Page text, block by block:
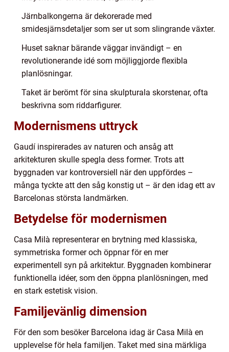
Järnbalkongerna är dekorerade med
smidesjärnsdetaljer som ser ut som slingrande växter.
Huset saknar bärande väggar invändigt – en
revolutionerande idé som möjliggjorde flexibla
planlösningar.
Taket är berömt för sina skulpturala skorstenar, ofta
beskrivna som riddarfigurer.
Modernismens uttryck
Gaudí inspirerades av naturen och ansåg att
arkitekturen skulle spegla dess former. Trots att
byggnaden var kontroversiell när den uppfördes –
många tyckte att den såg konstig ut – är den idag ett av
Barcelonas största landmärken.
Betydelse för modernismen
Casa Milà representerar en brytning med klassiska,
symmetriska former och öppnar för en mer
experimentell syn på arkitektur. Byggnaden kombinerar
funktionella idéer, som den öppna planlösningen, med
en stark estetisk vision.
Familjevänlig dimension
För den som besöker Barcelona idag är Casa Milà en
upplevelse för hela familjen. Taket med sina märkliga